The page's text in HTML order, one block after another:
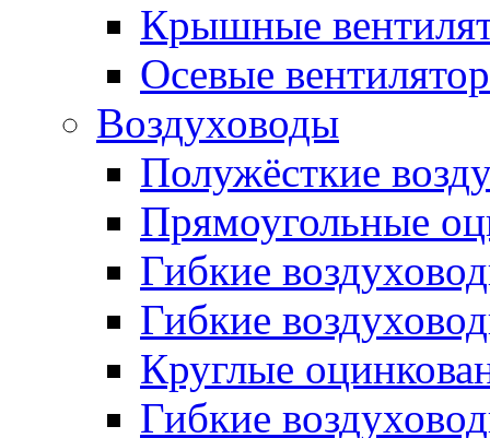
Крышные
Осевые
Воздуховоды
Полужёсткие
Прямоугольные
Гибкие
Гибкие
Круглые
Гибкие